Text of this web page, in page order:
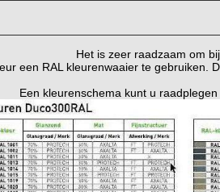
Het is zeer raadzaam om
een RAL kleurenwaaier te gebruiken.
Een kleurenschema kunt u